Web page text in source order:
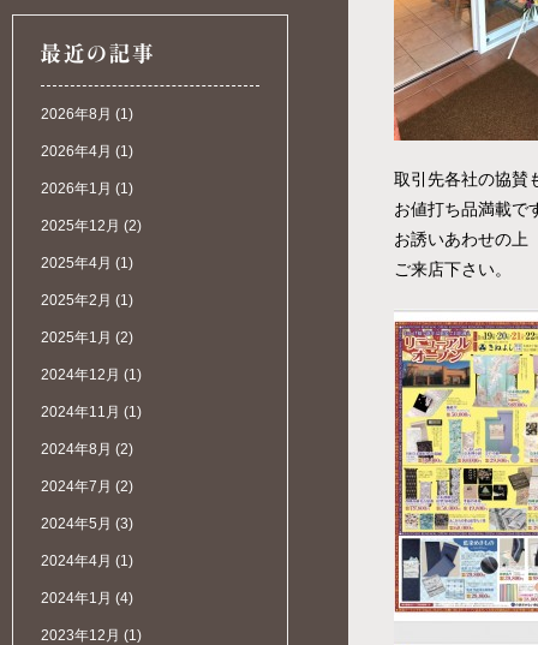
2026年8月 (1)
2026年4月 (1)
2026年1月 (1)
2025年12月 (2)
2025年4月 (1)
2025年2月 (1)
2025年1月 (2)
2024年12月 (1)
2024年11月 (1)
2024年8月 (2)
2024年7月 (2)
2024年5月 (3)
2024年4月 (1)
2024年1月 (4)
2023年12月 (1)
取引先各社の協賛
お値打ち品満載で
お誘いあわせの上
ご来店下さい。